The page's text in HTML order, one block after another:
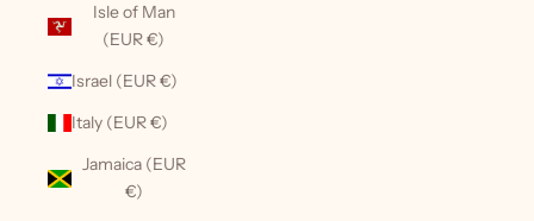
Isle of Man
(EUR €)
Israel (EUR €)
Italy (EUR €)
Jamaica (EUR
€)